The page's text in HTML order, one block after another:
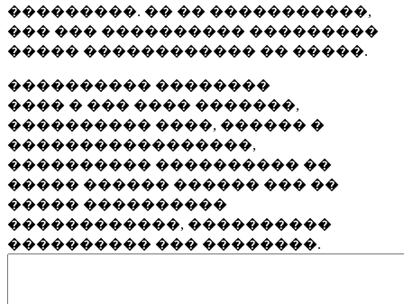
���������. �� �� �����������,
��� ��� ���������� ���������
����� ������������ �� �����.
���������� ��������
���� � ��� ���� �������,
���������� ����, ������ �
�����������������,
���������� ���������� ��
����� ������ ������ ��� ��
����� ����������
������������, ����������
���������� ��� ��������.